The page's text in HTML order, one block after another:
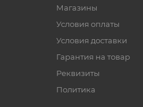
Магазины
Условия оплаты
Условия доставки
Гарантия на товар
Реквизиты
Политика